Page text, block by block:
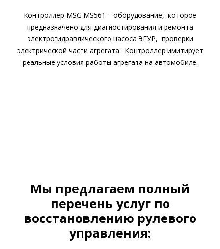
Контроллер MSG MS561 – оборудование, которое
предназначено для диагностирования и ремонта
электрогидравлического насоса ЭГУР, проверки
электрической части агрегата. Контроллер имитирует
реальные условия работы агрегата на автомобиле.
Мы предлагаем полный
перечень услуг по
восстановлению рулевого
управления: